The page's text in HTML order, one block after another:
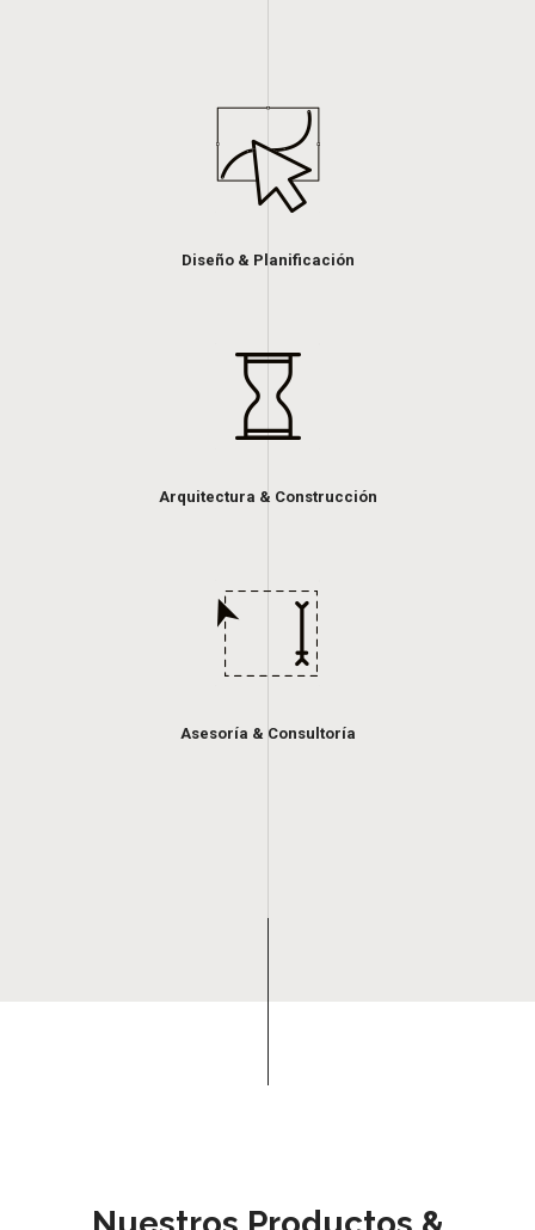
Diseño & Planificación
Arquitectura & Construcción
Asesoría & Consultoría